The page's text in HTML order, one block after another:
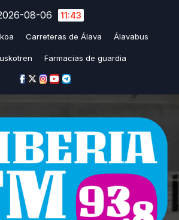
08-06 11:43
Carreteras de Álava Álavabus
Farmacias de guardia